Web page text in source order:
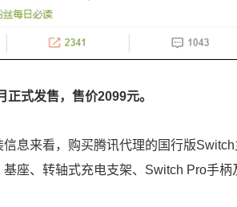
式发售，售价2099元。
息来看，购买腾讯代理的国行版
座、转轴式充电支架、Switch Pro手柄